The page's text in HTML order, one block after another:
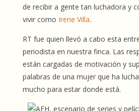
de recibir a gente tan luchadora y
vivir como Irene Villa.
RT fue quien llevó a cabo esta
periodista en nuestra finca. Las
están cargadas de motivación y
palabras de una mujer que ha
mucho para estar donde está.